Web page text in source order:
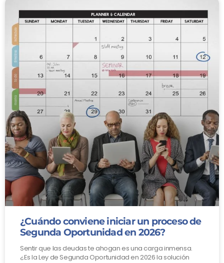
¿Cuándo conviene iniciar un proceso de
Segunda Oportunidad en 2026?
Sentir que las deudas te ahogan es una carga inmensa.
¿Es la Ley de Segunda Oportunidad en 2026 la solución